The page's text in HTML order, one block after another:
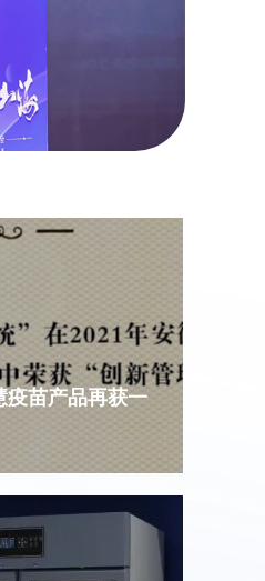
疫苗产品再获一